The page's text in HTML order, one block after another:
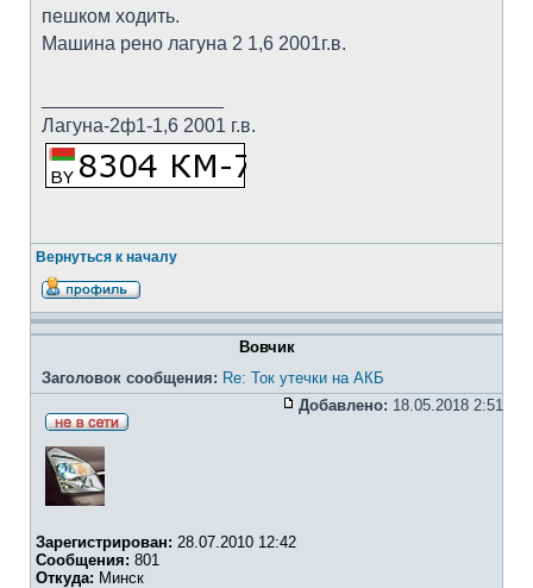
пешком ходить.
Машина рено лагуна 2 1,6 2001г.в.
Лагуна-2ф1-1,6 2001 г.в.
Вернуться к началу
Вовчик
Заголовок сообщения: Re: Ток утечки на АКБ
Добавлено: 18.05.2018 2:51
Зарегистрирован: 28.07.2010 12:42
Сообщения: 801
Откуда: Минск